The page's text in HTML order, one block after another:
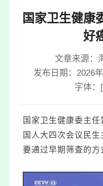
国家卫生健康
好
文章来源：
发布日期：2026
字体： [
国家卫生健康委主
国人大四次会议民
要通过早期筛查的方